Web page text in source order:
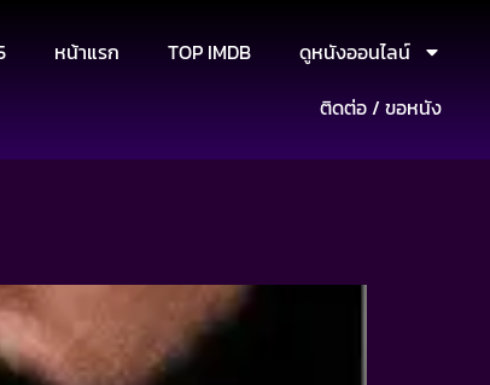
หน้าแรก TOP IMDB
ดูหนังออนไลน์
ติดต่อ / ขอหนัง